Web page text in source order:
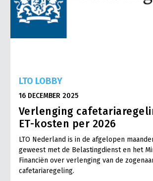
LTO LOBBY
16 DECEMBER 2025
Verlenging
ET-kosten per 2026
LTO Nederland is in de afgelopen
geweest met de Belastingdienst en het
Financiën over verlenging van de
cafetariaregeling.